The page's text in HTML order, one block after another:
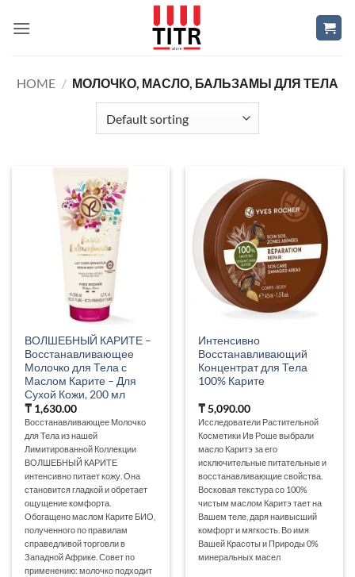
HOME / МОЛОЧКО, МАСЛО, БАЛЬЗАМЫ ДЛЯ ТЕЛА
ВОЛШЕБНЫЙ КАРИТЕ –
Восстанавливающее
Молочко для Тела с
Маслом Карите – Для
Сухой Кожи, 200 мл
₸ 1,630.00
Восстанавливающее Молочко
для Тела из нашей
Лимитированной Коллекции
ВОЛШЕБНЫЙ КАРИТЕ
интенсивно питает кожу. Она
становится гладкой и обретает
ощущение комфорта.
Обогащено маслом Карите БИО,
полученного по правилам
справедливой торговли в
Западной Африке. Совет по
применению: молочко подходит
Интенсивно
Восстанавливающий
Концентрат для Тела
100% Карите
₸5,090.00
Исследователи Растительной
Косметики Ив Роше выбрали
масло Каритэ за его
исключительные питательные и
восстанавливающие свойства.
Восковая текстура со 100%
чистым маслом Каритэ тает на
Вашем теле, даря наивысший
комфорт и мягкость. Во имя
Вашей Красоты и Природы 0%
минеральных масел